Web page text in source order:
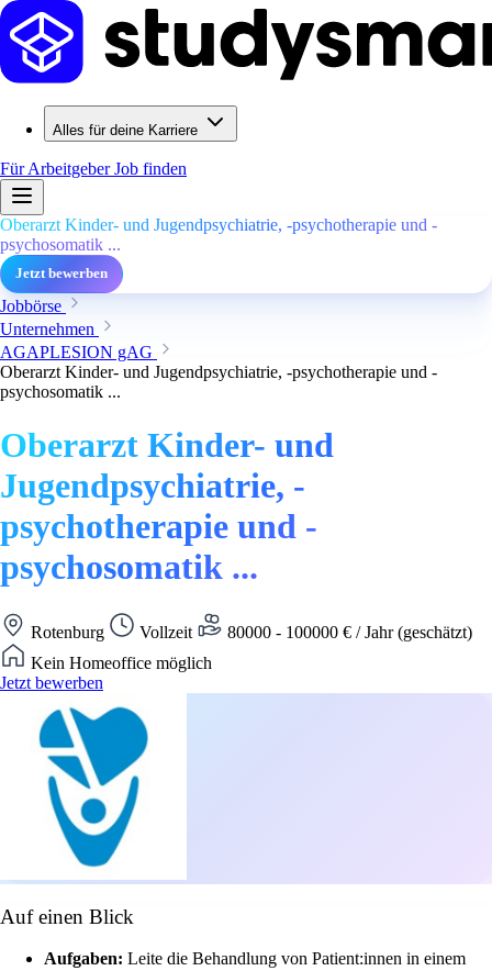
Alles für deine Karriere
Für ArbeitgeberJob finden
Oberarzt Kinder- und Jugendpsychiatrie, -psychotherapie und -
psychosomatik ...
Jetzt bewerben
Jobbörse
Unternehmen
AGAPLESION gAG
Oberarzt Kinder- und Jugendpsychiatrie, -psychotherapie und -
psychosomatik ...
Oberarzt Kinder- und
Jugendpsychiatrie, -
psychotherapie und -
psychosomatik ...
Rotenburg Vollzeit
80000 - 100000 € / Jahr (geschätzt)
Kein Homeoffice möglich
Jetzt bewerben
Auf einen Blick
Aufgaben: Leite die Behandlung von Patient:innen in einem